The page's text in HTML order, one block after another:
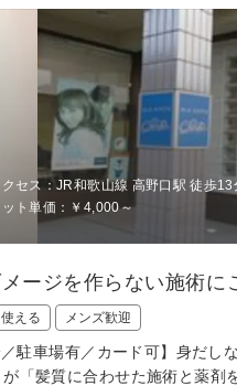
クセス：JR和歌山線 高野口駅 徒歩
ト単価： ￥4,000～
ージを作らない施術
える メンズ歓迎
駐車場有／カード可】身だ
「髪質に合わせた施術と薬